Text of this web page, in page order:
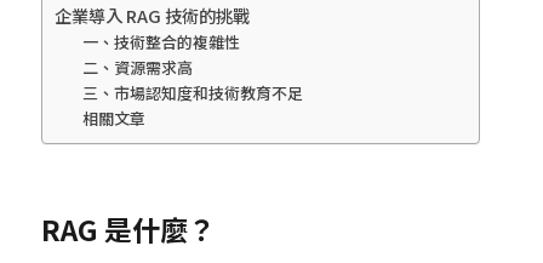
企業導入 RAG 技術的挑戰
一、技術整合的複雜性
二、資源需求高
三、市場認知度和技術教育不足
相關文章
RAG 是什麼？